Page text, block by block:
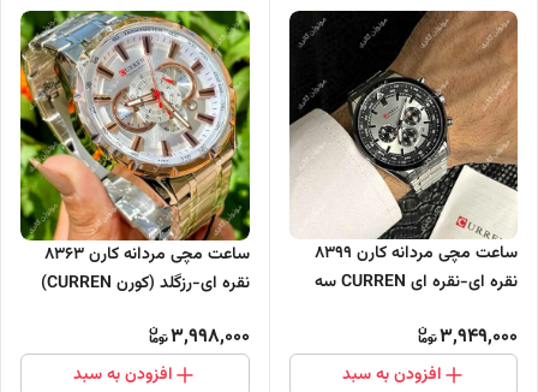
ساعت مچی مردانه کارن 8399
نقره ای-نقره ای CURREN سه
3,949,000
افزودن به سبد
ساعت مچی مردانه کارن 8363
نقره ای-رزگلد (کورن CURREN)
3,998,000
افزودن به سبد